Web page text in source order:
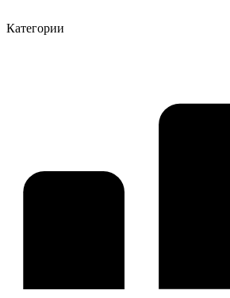
Категории